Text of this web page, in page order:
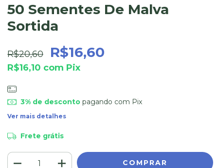
50 Sementes De Malva
Sortida
R$20,60 R$16,60
R$16,10 com Pix
3% de descontopagando com Pix
Ver mais detalhes
Frete grátis